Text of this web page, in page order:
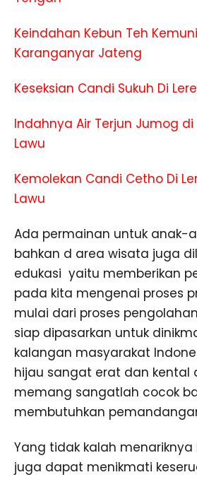
Keindahan Kebun Teh
Karanganyar Jateng
Keseksian Candi Sukuh Di
Indahnya Air Terjun Jumog
Lawu
Kemolekan Candi Cetho Di
Lawu
Ada permainan untuk anak-
bahkan d area wisata juga
edukasi yaitu memberikan
pada kita mengenai proses
mulai dari proses
siap dipasarkan untuk
kalangan masyarakat
hijau sangat erat dan kental
memang sangatlah cocok
membutuhkan
Yang tidak kalah menariknya
juga dapat menikmati